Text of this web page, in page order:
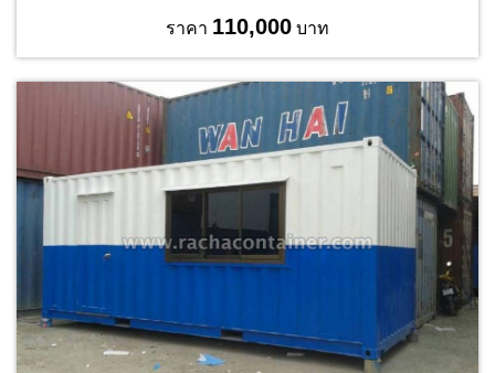
ราคา 110,000บาท